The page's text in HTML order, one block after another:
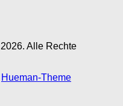
Alle Rechte
Hueman-Theme